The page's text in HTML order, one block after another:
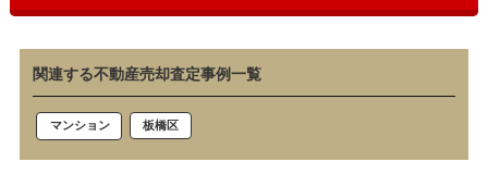
関連する不動産売却査定事例一覧
マンション 板橋区